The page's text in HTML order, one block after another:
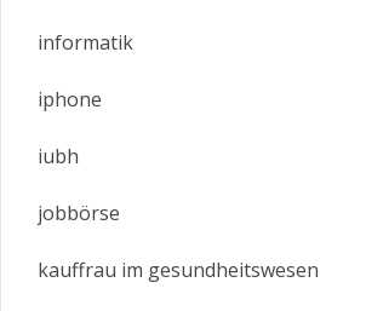
informatik
iphone
iubh
jobbörse
kauffrau im gesundheitswesen